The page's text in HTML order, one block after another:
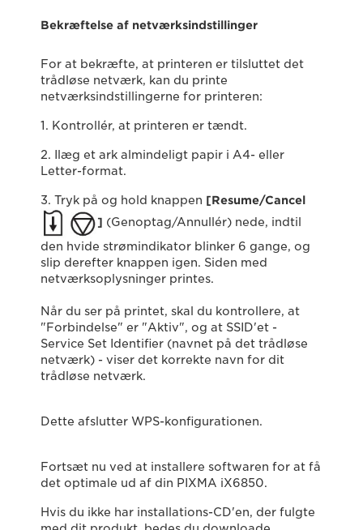
Bekræftelse af netværksindstillinger
For at bekræfte, at printeren er tilsluttet det
trådløse netværk, kan du printe
netværksindstillingerne for printeren:
1. Kontrollér, at printeren er tændt.
2. Ilæg et ark almindeligt papir i A4- eller
Letter-format.
3. Tryk på og hold knappen [Resume/Cancel
] (Genoptag/Annullér) nede, indtil
den hvide strømindikator blinker 6 gange, og
slip derefter knappen igen. Siden med
netværksoplysninger printes.
Når du ser på printet, skal du kontrollere, at
"Forbindelse" er "Aktiv", og at SSID'et -
Service Set Identifier (navnet på det trådløse
netværk) - viser det korrekte navn for dit
trådløse netværk.
Dette afslutter WPS-konfigurationen.
Fortsæt nu ved at installere softwaren for at få
det optimale ud af din PIXMA iX6850.
Hvis du ikke har installations-CD'en, der fulgte